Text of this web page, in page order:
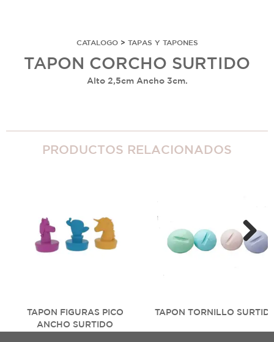
CATALOGO> TAPAS Y TAPONES
TAPON CORCHO SURTIDO
Alto 2,5cm Ancho 3cm.
PRODUCTOS RELACIONADOS
TAPON FIGURAS PICO
ANCHO SURTIDO
TAPON TORNILLO
Next